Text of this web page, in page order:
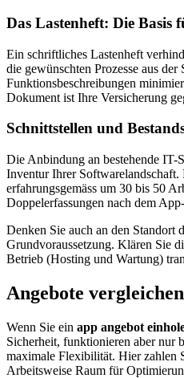
Das Lastenheft: Die Basis
Ein schriftliches Lastenheft
die gewünschten Prozesse aus
Funktionsbeschreibungen
Dokument ist Ihre Versicherung
Schnittstellen und
Die Anbindung an bestehende IT-
Inventur Ihrer
erfahrungsgemäss um 30 bis 50
Doppelerfassungen nach dem
Denken Sie auch an den Standort
Grundvoraussetzung. Klären Sie
Betrieb (Hosting und Wartung)
Angebote
Wenn Sie ein app angebot
Sicherheit, funktionieren aber nur
maximale Flexibilität. Hier zahlen
Arbeitsweise Raum für